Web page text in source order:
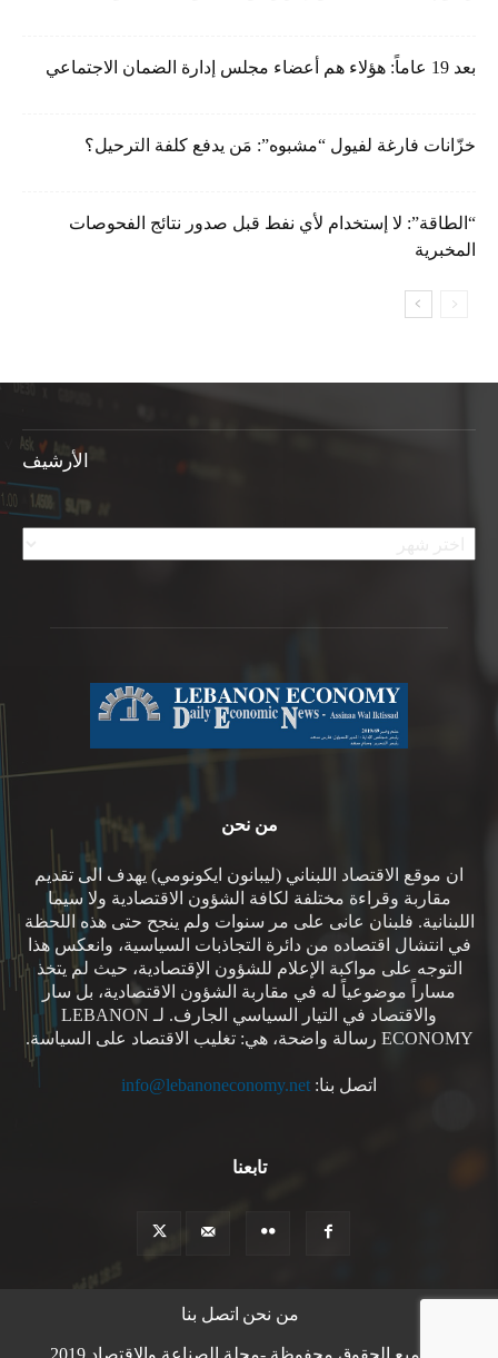
بعد 19 عاماً: هؤلاء هم أعضاء مجلس إدارة الضمان الاجتماعي
خزّانات فارغة لفيول “مشبوه”: مَن يدفع كلفة الترحيل؟
“الطاقة”: لا إستخدام لأي نفط قبل صدور نتائج الفحوصات
المخبرية
الأرشيف
الأرشيف
من نحن
ان موقع الاقتصاد اللبناني (ليبانون ايكونومي) يهدف الى تقديم
مقاربة وقراءة مختلفة لكافة الشؤون الاقتصادية ولا سيما
اللبنانية. فلبنان عانى على مر سنوات ولم ينجح حتى هذه اللحظة
في انتشال اقتصاده من دائرة التجاذبات السياسية، وانعكس هذا
التوجه على مواكبة الإعلام للشؤون الإقتصادية، حيث لم يتخذ
مساراً موضوعياً له في مقاربة الشؤون الاقتصادية، بل سار
والاقتصاد في التيار السياسي الجارف. لـ LEBANON
ECONOMY رسالة واضحة، هي: تغليب الاقتصاد على السياسة.
اتصل بنا: info@lebanoneconomy.net
تابعنا
من نحن اتصل بنا
© جميع الحقوق محفوظة -مجلة الصناعة والاقتصاد 2019